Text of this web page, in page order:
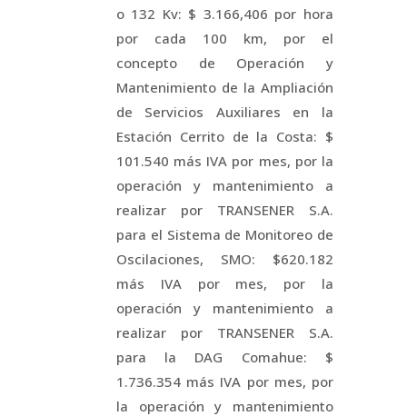
o 132 Kv: $ 3.166,406 por hora
por cada 100 km, por el
concepto de Operación y
Mantenimiento de la Ampliación
de Servicios Auxiliares en la
Estación Cerrito de la Costa: $
101.540 más IVA por mes, por la
operación y mantenimiento a
realizar por TRANSENER S.A.
para el Sistema de Monitoreo de
Oscilaciones, SMO: $620.182
más IVA por mes, por la
operación y mantenimiento a
realizar por TRANSENER S.A.
para la DAG Comahue: $
1.736.354 más IVA por mes, por
la operación y mantenimiento